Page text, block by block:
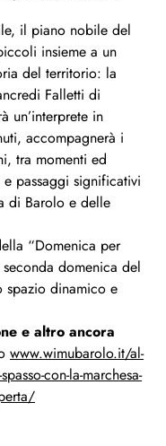
il piano nobile del
insieme a un
del territorio: la
Falletti di
un’interprete in
accompagnerà i
tra momenti ed
passaggi significativi
di Barolo e delle
“Domenica per
domenica del
spazio dinamico e
e altro ancora
www.wimubarolo.it/al-
con-la-marchesa-